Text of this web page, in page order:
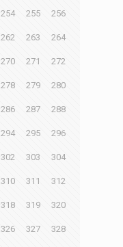
254 255 256
262 263 264
270 271 272
278 279 280
286 287 288
294 295 296
302 303 304
310 311 312
318 319 320
326 327 328